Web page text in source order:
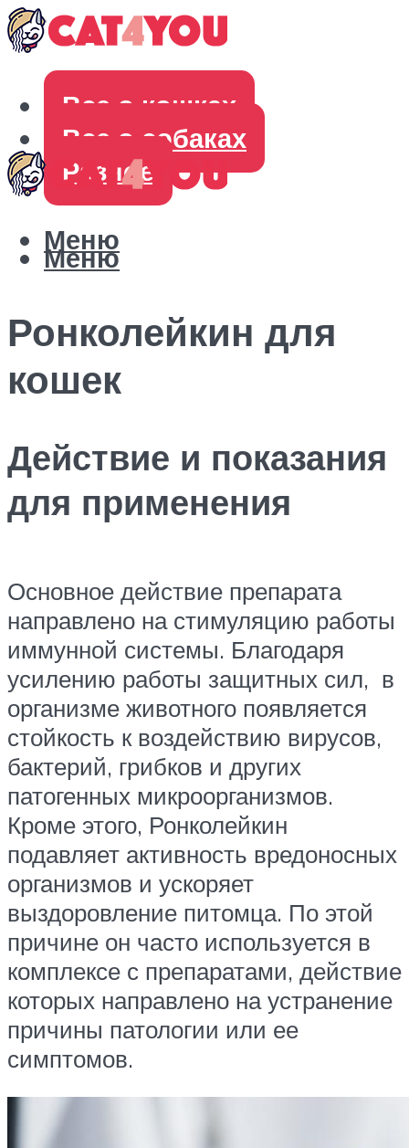
Все о кошках
Все о собаках
Разное
Меню
Меню
Ронколейкин для
кошек
Действие и показания
для применения
Основное действие препарата
направлено на стимуляцию работы
иммунной системы. Благодаря
усилению работы защитных сил, в
организме животного появляется
стойкость к воздействию вирусов,
бактерий, грибков и других
патогенных микроорганизмов.
Кроме этого, Ронколейкин
подавляет активность вредоносных
организмов и ускоряет
выздоровление питомца. По этой
причине он часто используется в
комплексе с препаратами, действие
которых направлено на устранение
причины патологии или ее
симптомов.